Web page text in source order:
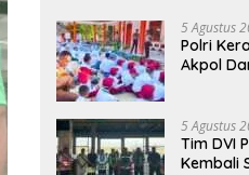
5 Agustus
Polri
Akpol
TNI
5 Agustus
Tim DVI
Kembali